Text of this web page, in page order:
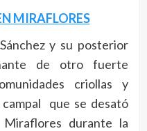
MIRAFLORES
y su posterior
de otro fuerte
criollas y
que se desató
durante la